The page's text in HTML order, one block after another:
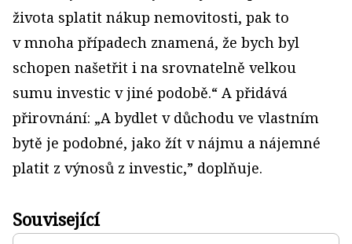
života splatit nákup nemovitosti, pak to
v mnoha případech znamená, že bych byl
schopen našetřit i na srovnatelně velkou
sumu investic v jiné podobě.“ A přidává
přirovnání: „A bydlet v důchodu ve vlastním
bytě je podobné, jako žít v nájmu a nájemné
platit z výnosů z investic,” doplňuje.
Související